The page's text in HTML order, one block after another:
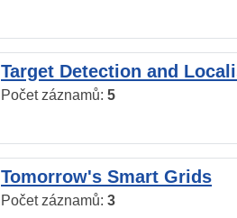
Target Detection and
Počet záznamů: 5
Tomorrow's Smart Grids
Počet záznamů: 3